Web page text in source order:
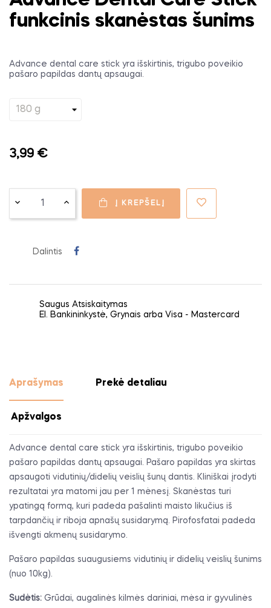
funkcinis skanėstas šunims
Advance dental care stick yra išskirtinis, trigubo poveikio
pašaro papildas dantų apsaugai.
3,99 €
Į KREPŠELĮ
Dalintis
Saugus Atsiskaitymas
El. Bankininkystė, Grynais arba Visa - Mastercard
Aprašymas Prekė detaliau
Apžvalgos
Advance dental care stick yra išskirtinis, trigubo poveikio
pašaro papildas dantų apsaugai. Pašaro papildas yra skirtas
apsaugoti vidutinių/didelių veislių šunų dantis. Kliniškai įrodyti
rezultatai yra matomi jau per 1 mėnesį. Skanėstas turi
ypatingą formą, kuri padeda pašalinti maisto likučius iš
tarpdančių ir riboja apnašų susidarymą. Pirofosfatai padeda
išvengti akmenų susidarymo.
Pašaro papildas suaugusiems vidutinių ir didelių veislių šunims
(nuo 10kg).
Sudėtis: Grūdai, augalinės kilmės dariniai, mėsa ir gyvulinės